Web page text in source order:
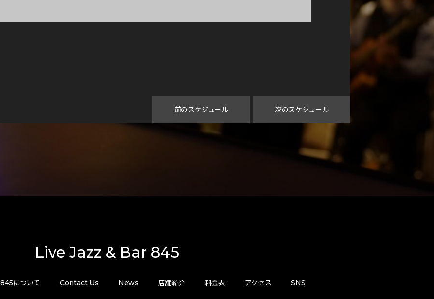
前のスケジュール 次のスケジュール
Live Jazz & Bar 845
845について Contact Us News 店舗紹介 料金表 アクセス SNS